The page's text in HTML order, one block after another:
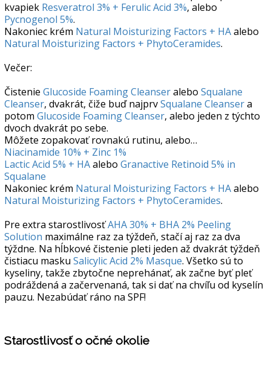
kvapiek Resveratrol 3% + Ferulic Acid 3%, alebo
Pycnogenol 5%.
Nakoniec krém Natural Moisturizing Factors + HAalebo
Natural Moisturizing Factors + PhytoCeramides.
Večer:
Čistenie Glucoside Foaming Cleanseralebo Squalane
Cleanser, dvakrát, čiže buď najprvSqualane Cleansera
potom Glucoside Foaming Cleanser, alebo jeden z týchto
dvoch dvakrát po sebe.
Môžete zopakovať rovnakú rutinu, alebo…
Niacinamide 10% + Zinc 1%
Lactic Acid 5% + HAalebo Granactive Retinoid 5% in
Squalane
Nakoniec krém Natural Moisturizing Factors + HAalebo
Natural Moisturizing Factors + PhytoCeramides.
Pre extra starostlivosťAHA 30% + BHA 2% Peeling
Solution maximálne raz za týždeň, stačí aj raz za dva
týždne. Na hĺbkové čistenie pleti jeden až dvakrát týždeň
čistiacu masku Salicylic Acid 2% Masque. Všetko sú to
kyseliny, takže zbytočne neprehánať, ak začne byť pleť
podráždená a začervenaná, tak si dať na chvíľu od kyselín
pauzu. Nezabúdať ráno na SPF!
Starostlivosť o očné okolie